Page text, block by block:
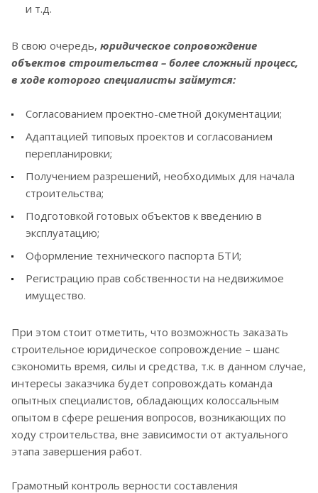
и т.д.
В свою очередь, юридическое сопровождение
объектов строительства – более сложный процесс,
в ходе которого специалисты займутся:
Согласованием проектно-сметной документации;
Адаптацией типовых проектов и согласованием
перепланировки;
Получением разрешений, необходимых для начала
строительства;
Подготовкой готовых объектов к введению в
эксплуатацию;
Оформление технического паспорта БТИ;
Регистрацию прав собственности на недвижимое
имущество.
При этом стоит отметить, что возможность заказать
строительное юридическое сопровождение – шанс
сэкономить время, силы и средства, т.к. в данном случае,
интересы заказчика будет сопровождать команда
опытных специалистов, обладающих колоссальным
опытом в сфере решения вопросов, возникающих по
ходу строительства, вне зависимости от актуального
этапа завершения работ.
Грамотный контроль верности составления